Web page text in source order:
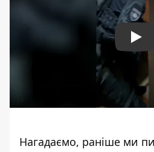
Play
Нагадаємо, раніше ми